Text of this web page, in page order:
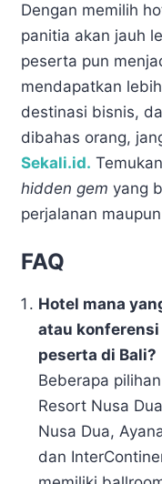
Dengan memilih
panitia akan jauh
peserta pun
mendapatkan
destinasi bisnis,
dibahas orang,
Sekali.id.
hidden gem yang
perjalanan
FAQ
Hotel mana
atau
peserta di Bali?
Beberapa
Resort Nusa
Nusa Dua,
dan